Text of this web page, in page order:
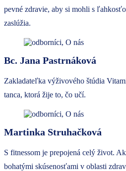
pevné zdravie, aby si mohli s
zaslúžia.
Bc. Jana Pastrnáková
Zakladateľka výživového štúdia
tanca, ktorá žije to, čo učí.
Martinka Struhačková
S fitnessom je prepojená celý život.
bohatými skúsenosťami v oblasti